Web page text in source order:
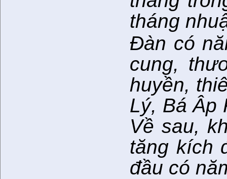
tháng
Đàn có
cung,
huyền,
Lý, Bá Âp
Về sau,
tăng kích
đầu có